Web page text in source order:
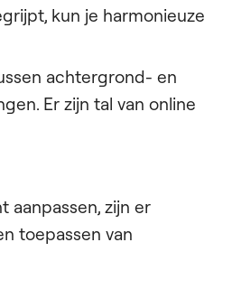
kun je harmonieuze
achtergrond- en
Er zijn tal van online
aanpassen, zijn er
toepassen van